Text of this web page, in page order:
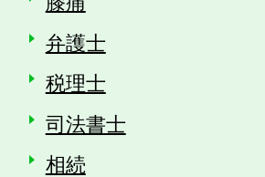
弁護士
税理士
司法書士
相続